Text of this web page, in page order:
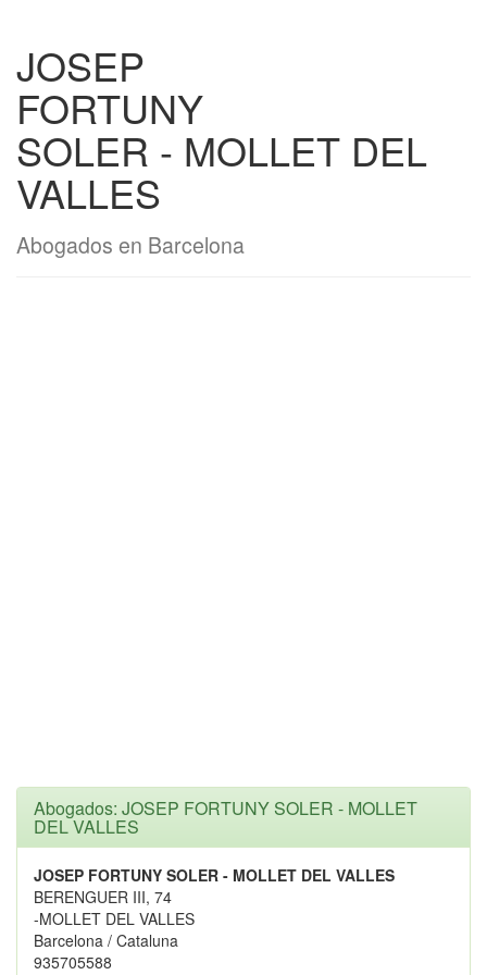
JOSEP
FORTUNY
SOLER - MOLLET DEL
VALLES
Abogados en Barcelona
Abogados: JOSEP FORTUNY SOLER - MOLLET
DEL VALLES
JOSEP FORTUNY SOLER - MOLLET DEL VALLES
BERENGUER III, 74
-MOLLET DEL VALLES
Barcelona / Cataluna
935705588